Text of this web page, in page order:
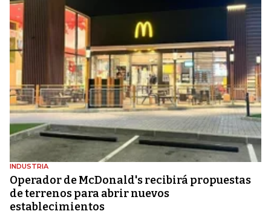
INDUSTRIA
Operador de McDonald's recibirá propuestas
de terrenos para abrir nuevos
establecimientos